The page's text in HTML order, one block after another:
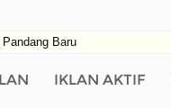
Pandang Baru
IKLAN AKTIF